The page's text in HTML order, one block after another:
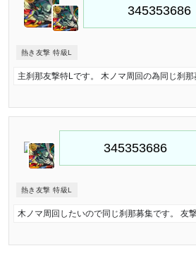
熱き友撃 特級L
主刹那友撃特Lです。 木ノマ周回の為同じ刹那
熱き友撃 特級L
木ノマ周回したいので同じ刹那募集です。 友